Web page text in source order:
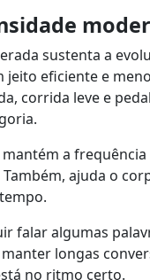
sustenta a
jeito eficiente e
corrida leve e
a frequência
ajuda o
falar algumas
longas
no ritmo certo.